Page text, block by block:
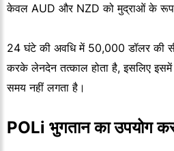
केवल AUD और NZD को मुद्राओं के रूप
24 घंटे की अवधि में 50,000 डॉलर की
करके लेनदेन तत्काल होता है, इसलिए इसमें
समय नहीं लगता है।
POLi भुगतान का उपयोग